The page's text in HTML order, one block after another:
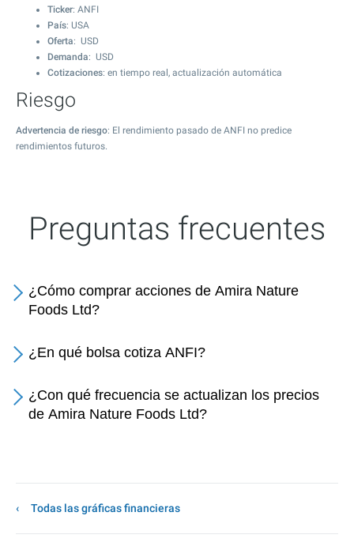
Ticker: ANFI
País: USA
Oferta: USD
Demanda: USD
Cotizaciones: en tiempo real, actualización automática
Riesgo
Advertencia de riesgo: El rendimiento pasado de ANFI no predice
rendimientos futuros.
Preguntas frecuentes
¿Cómo comprar acciones de Amira Nature
Foods Ltd?
¿En qué bolsa cotiza ANFI?
¿Con qué frecuencia se actualizan los precios
de Amira Nature Foods Ltd?
Todas las gráficas financieras